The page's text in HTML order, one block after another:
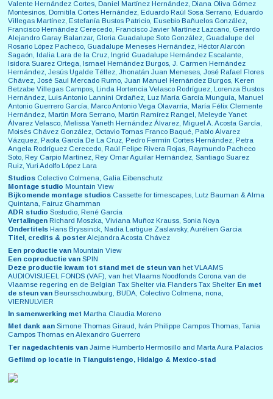
Valente Hernández Cortes, Daniel Martínez Hernández, Diana Oliva Gómez
Montesinos, Domitila Cortes Hernández, Eduardo Raúl Sosa Serrano, Eduardo
Villegas Martínez, Estefanía Bustos Patricio, Eusebio Bañuelos González,
Francisco Hernández Cerecedo, Francisco Javier Martínez Lazcano, Gerardo
Alejandro Garay Balanzar, Gloria Guadalupe Soto González, Guadalupe del
Rosario López Pacheco, Guadalupe Meneses Hernández, Héctor Alarcón
Sagaón, Idalia Lara de la Cruz, Ingrid Guadalupe Hernández Escalante,
Isidora Suarez Ortega, Ismael Hernández Burgos, J. Carmen Hernández
Hernández, Jesús Ugalde Téllez, Jhonatán Juan Meneses, José Rafael Flores
Chávez, José Saul Mercado Rumo, Juan Manuel Hernández Burgos, Keren
Betzabe Villegas Campos, Linda Hortencia Velasco Rodríguez, Lorenza Bustos
Hernández, Luis Antonio Lannini Ordañez, Luz María García Munguía, Manuel
Antonio Guerrero García, Marco Antonio Vega Olavarría, María Félix Clemente
Hernández, Martin Mora Serrano, Martin Ramírez Rangel, Meleyde Yanet
Álvarez Velasco, Melissa Yaneth Hernández Álvarez, Miguel A. Acosta García,
Moisés Chávez González, Octavio Tomas Franco Baqué, Pablo Álvarez
Vázquez, Paola García De La Cruz, Pedro Fermín Cortes Hernández, Petra
Angela Rodríguez Cerecedo, Raúl Felipe Rivera Rojas, Raymundo Pacheco
Soto, Rey Carpio Martínez, Rey Omar Aguilar Hernández, Santiago Suarez
Ruiz, Yuri Adolfo López Lara
Studios Colectivo Colmena, Galia Eibenschutz
Montage studio Mountain View
Bijkomende montage studios Cassette for timescapes, Lutz Bauman & Alma
Quintana, Fairuz Ghamman
ADR studio Sostudio, René García
VertalingenRichard Moszka, Viviana Muñoz Krauss, Sonia Noya
Ondertitels Hans Bryssinck, Nadia Lartigue Zaslavsky, Aurélien Garcia
Titel, credits & posterAlejandra Acosta Chávez
Een productie van Mountain View
Een coproductie vanSPIN
Deze productie kwam tot stand met de steunvan het VLAAMS
AUDIOVISUEEL FONDS (VAF), van het Vlaams Noodfonds Corona van de
Vlaamse regering en de Belgian Tax Shelter via Flanders Tax Shelter En met
de steun van Beursschouwburg, BUDA, Colectivo Colmena, nona,
VIERNULVIER
In samenwerking met Martha Claudia Moreno
Met dank aan Simone Thomas Giraud, Iván Philippe Campos Thomas, Tania
Campos Thomas en Alexandro Guerrero
Ter nagedachtenis van Jaime Humberto Hermosillo and Marta Aura Palacios
Gefilmd op locatie in Tianguistengo, Hidalgo & Mexico-stad